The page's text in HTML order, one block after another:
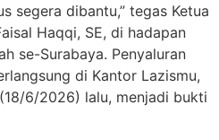
segera dibantu,” tegas Ketua
Haqqi, SE, di hadapan
se-Surabaya. Penyaluran
di Kantor Lazismu,
6/2026) lalu, menjadi bukti